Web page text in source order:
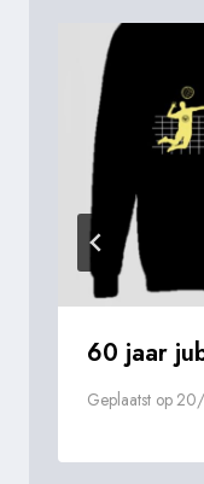
60 jaar
Geplaatst op